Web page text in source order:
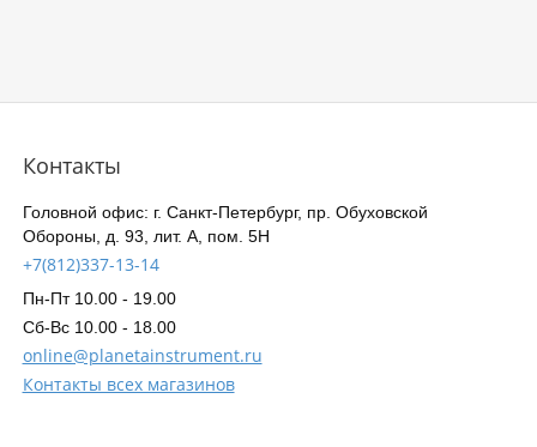
Контакты
Головной офис: г. Санкт-Петербург, пр. Обуховской
Обороны, д. 93, лит. А, пом. 5Н
+7(812)337-13-14
Пн-Пт 10.00 - 19.00
Сб-Вс 10.00 - 18.00
online@planetainstrument.ru
Контакты всех магазинов